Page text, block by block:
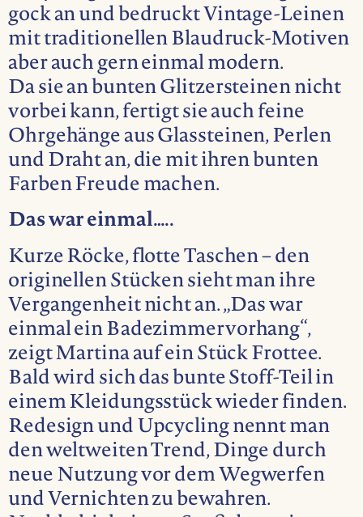
gock an und bedruckt Vintage-Leinen
mit traditionellen Blaudruck-Motiven
aber auch gern einmal modern.
Da sie an bunten Glitzersteinen nicht
vorbei kann, fertigt sie auch feine
Ohrgehänge aus Glassteinen, Perlen
und Draht an, die mit ihren bunten
Farben Freude machen.
Das war einmal…..
Kurze Röcke, flotte Taschen – den
originellen Stücken sieht man ihre
Vergangenheit nicht an. „Das war
einmal ein Badezimmervorhang“,
zeigt Martina auf ein Stück Frottee.
Bald wird sich das bunte Stoff-Teil in
einem Kleidungsstück wieder finden.
Redesign und Upcycling nennt man
den weltweiten Trend, Dinge durch
neue Nutzung vor dem Wegwerfen
und Vernichten zu bewahren.